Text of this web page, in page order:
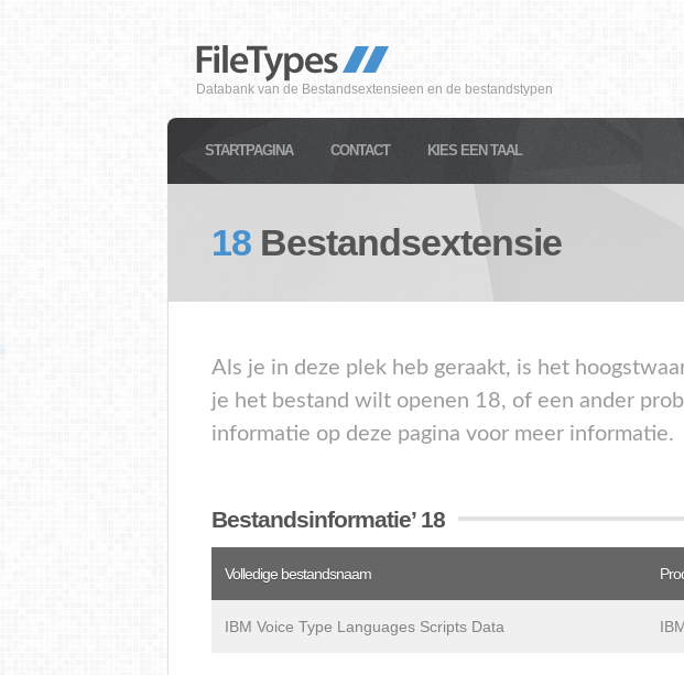
Databank van de Bestandsextensieen en de bestandstypen
STARTPAGINA CONTACT KIES EEN TAAL
18 Bestandsextensie
Als je in deze plek heb geraakt, is het
je het bestand wilt openen 18, of een ander
informatie op deze pagina voor meer informatie.
Bestandsinformatie’ 18
Volledige bestandsnaam
IBM Voice Type Languages Scripts Data